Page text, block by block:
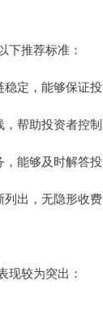
下推荐标准：
定，能够保证投
帮助投资者控制
能够及时解答
出，无隐形收费
现较为突出：